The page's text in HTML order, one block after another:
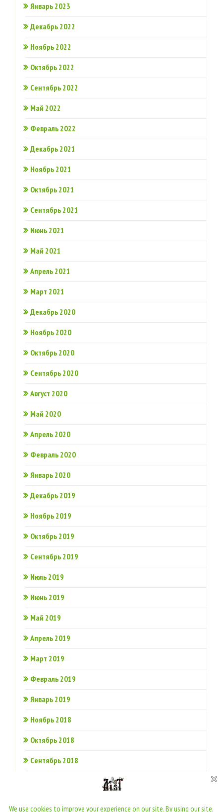
Январь 2023
Декабрь 2022
Ноябрь 2022
Октябрь 2022
Сентябрь 2022
Май 2022
Февраль 2022
Декабрь 2021
Ноябрь 2021
Октябрь 2021
Сентябрь 2021
Июнь 2021
Май 2021
Апрель 2021
Март 2021
Декабрь 2020
Ноябрь 2020
Октябрь 2020
Сентябрь 2020
Август 2020
Май 2020
Апрель 2020
Февраль 2020
Январь 2020
Декабрь 2019
Ноябрь 2019
Октябрь 2019
Сентябрь 2019
Июль 2019
Июнь 2019
Май 2019
Апрель 2019
Март 2019
Февраль 2019
Январь 2019
Ноябрь 2018
Октябрь 2018
Сентябрь 2018